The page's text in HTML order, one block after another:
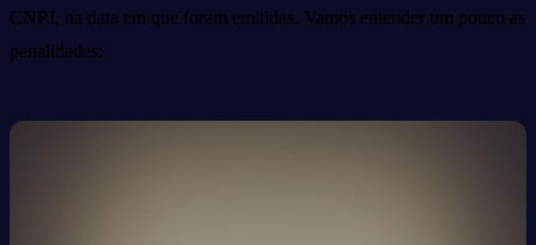
CNPJ, na data em que foram emitidas. Vamos entender um pouco as
penalidades: